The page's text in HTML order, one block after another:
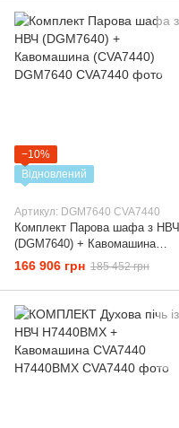
−10%
Відновлений
Артикул: DGM7640 CVA7440
Комплект Парова шафа з НВЧ
(DGM7640) + Кавомашина
(CVA7440)
166 906 грн 185 452 грн